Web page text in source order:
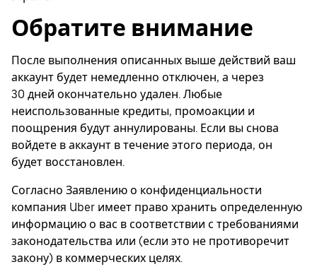
Обратите внимание
После выполнения описанных выше действий ваш
аккаунт будет немедленно отключен, а через
30 дней окончательно удален. Любые
неиспользованные кредиты, промоакции и
поощрения будут аннулированы. Если вы снова
войдете в аккаунт в течение этого периода, он
будет восстановлен.
Согласно Заявлению о конфиденциальности
компания Uber имеет право хранить определенную
информацию о вас в соответствии с требованиями
законодательства или (если это не противоречит
закону) в коммерческих целях.